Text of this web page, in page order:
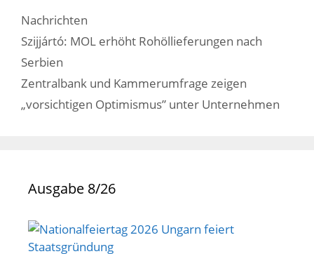
Kategorien
Nachrichten
Szijjártó: MOL erhöht Rohöllieferungen nach
Serbien
Zentralbank und Kammerumfrage zeigen
„vorsichtigen Optimismus” unter Unternehmen
Ausgabe 8/26